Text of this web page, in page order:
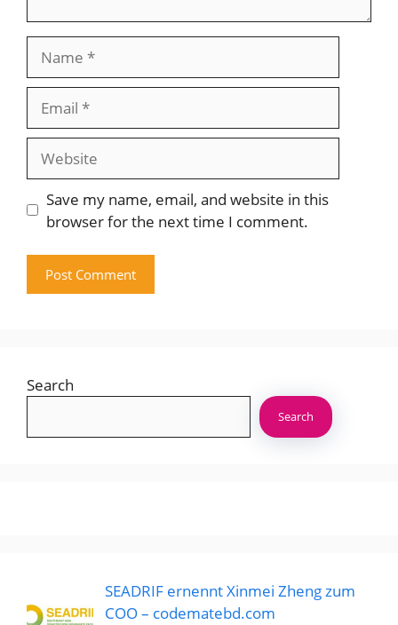
Website
Save my name, email, and website in this
browser for the next time I comment.
Search
Search
SEADRIF ernennt Xinmei Zheng zum
COO – codematebd.com